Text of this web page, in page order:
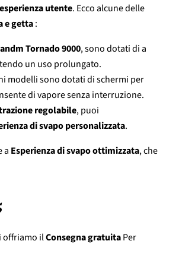
utente. Ecco alcune delle
e getta:
Tornado 9000, sono dotati di a
un uso prolungato.
modelli sono dotati di schermi per
di vapore senza interruzione.
regolabile, puoi
di svapo personalizzata.
a Esperienza di svapo ottimizzata, che
offriamo ilConsegna gratuitaPer